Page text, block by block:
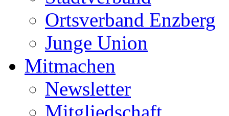
Ortsverband Enzberg
Junge Union
Mitmachen
Newsletter
Mitgliedschaft